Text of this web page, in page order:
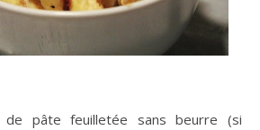
pâte feuilletée sans beurre (si